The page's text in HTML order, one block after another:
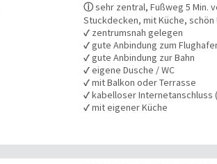
ⓘsehr zentral, Fußweg 5 Min.
Stuckdecken, mit Küche, schön !
✓ zentrumsnah gelegen
✓gute Anbindung zum
✓gute Anbindung zur Bahn
✓eigene Dusche / WC
✓mit Balkon oder Terrasse
✓kabelloser Internetanschluss
✓mit eigener Küche